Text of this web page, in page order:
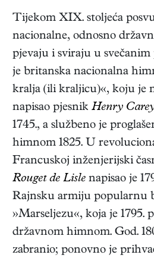
Tijekom XIX. stoljeća
nacionalne, odnosno
pjevaju i sviraju u
je britanska nacionalna
kralja (ili kraljicu)«, koju je
napisao pjesnik Henry
1745., a službeno je
himnom 1825. U
Francuskoj inženjerijski
Rouget de Lisle napisao je
Rajnsku armiju popularnu
»Marseljezu«, koja je 1795.
državnom himnom. God.
zabranio; ponovno je